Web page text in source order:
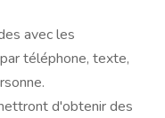
avec les
téléphone, texte,
d'obtenir des